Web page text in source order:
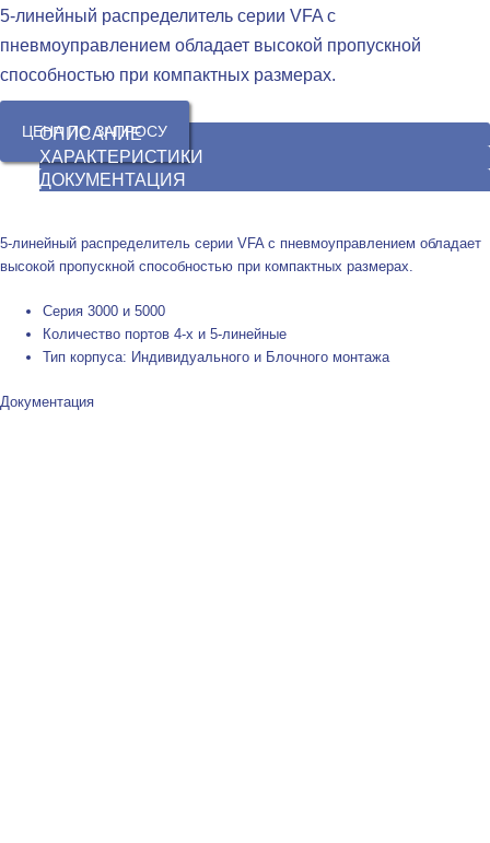
5-линейный распределитель серии VFA с
пневмоуправлением обладает высокой пропускной
способностью при компактных размерах.
ЦЕНА ПО ЗАПРОСУ
ОПИСАНИЕ
ХАРАКТЕРИСТИКИ
ДОКУМЕНТАЦИЯ
5-линейный распределитель серии VFA с пневмоуправлением обладает
высокой пропускной способностью при компактных размерах.
Серия 3000 и 5000
Количество портов 4-х и 5-линейные
Тип корпуса: Индивидуального и Блочного монтажа
Документация